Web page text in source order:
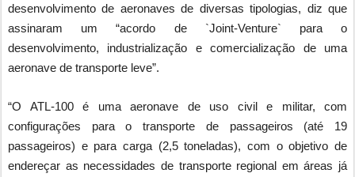
desenvolvimento de aeronaves de diversas tipologias, diz que
assinaram um “acordo de `Joint-Venture` para o
desenvolvimento, industrialização e comercialização de uma
aeronave de transporte leve”.
“O ATL-100 é uma aeronave de uso civil e militar, com
configurações para o transporte de passageiros (até 19
passageiros) e para carga (2,5 toneladas), com o objetivo de
endereçar as necessidades de transporte regional em áreas já